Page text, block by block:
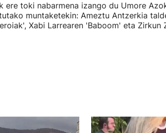
ere toki nabarmena izango du Umore
muntaketekin: Ameztu Antzerkia
Xabi Larrearen 'Baboom' eta Zirkun